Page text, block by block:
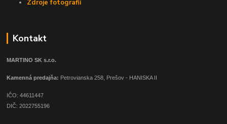
Zdroje fotografií
Kontakt
MARTINO SK s.r.o.
Kamenná predajňa: Petrovianska 258, Prešov - HANISKA II
IČO: 44611447
DIČ: 2022755196